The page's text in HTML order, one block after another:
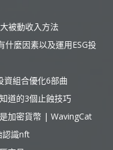
被動收入方法
什麼因素以及運用ESG投
資組合優化6部曲
道的3個止蝕技巧
加密貨幣 | WavingCat
認識nft